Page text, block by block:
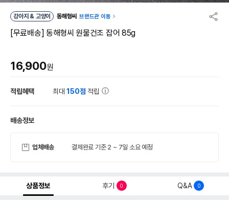
강아지 & 고양이 동해형씨 브랜드관 이동
[무료배송] 동해형씨 원물건조 잡어 85g
16,900원
적립혜택 최대150점 적립
배송정보
업체배송 결제완료 기준 2 ~ 7일 소요 예정
상품정보 후기 0 Q&A 0